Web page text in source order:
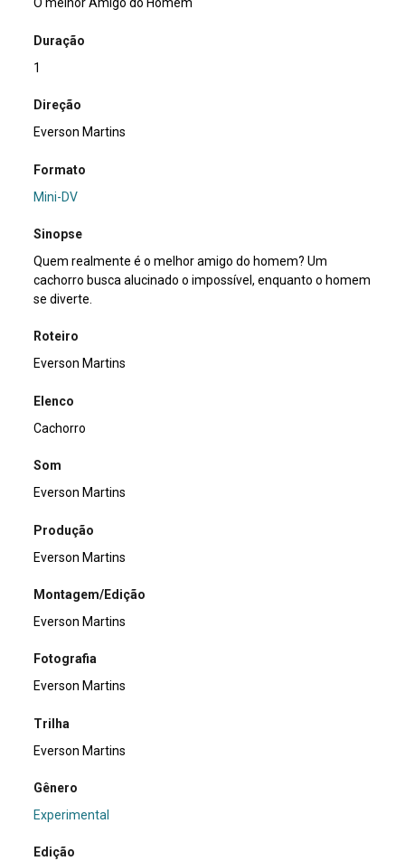
O melhor Amigo do Homem
Duração
1
Direção
Everson Martins
Formato
Mini-DV
Sinopse
Quem realmente é o melhor amigo do homem? Um
cachorro busca alucinado o impossível, enquanto o homem
se diverte.
Roteiro
Everson Martins
Elenco
Cachorro
Som
Everson Martins
Produção
Everson Martins
Montagem/Edição
Everson Martins
Fotografia
Everson Martins
Trilha
Everson Martins
Gênero
Experimental
Edição